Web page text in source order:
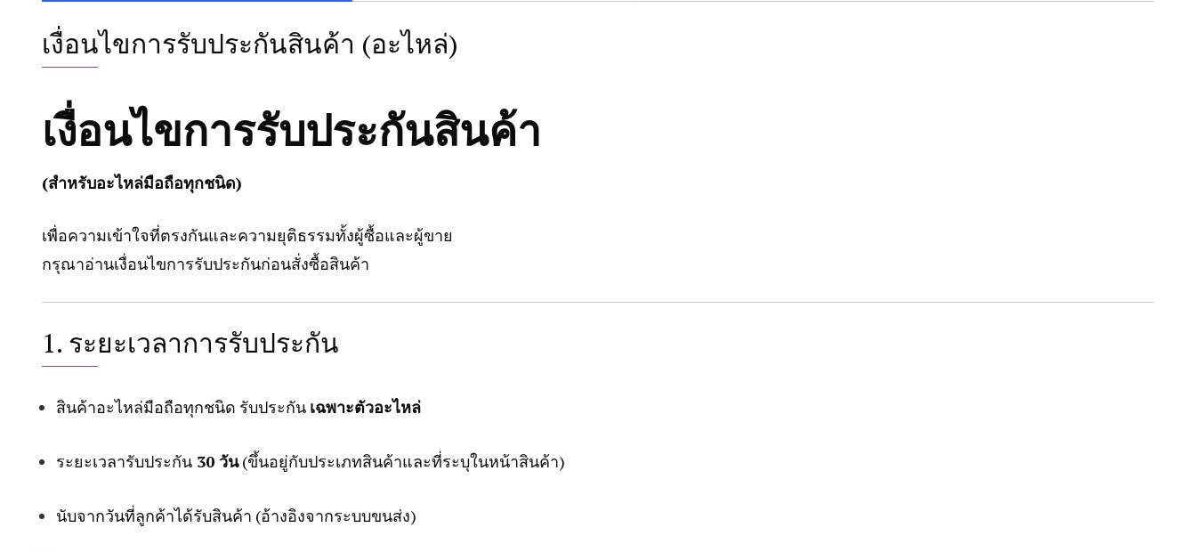
เงื่อนไขการรับประกันสินค้า (อะไหล่)
เงื่อนไขการรับประกันสินค้า
(สำหรับอะไหล่มือถือทุกชนิด)
เพื่อความเข้าใจที่ตรงกันและความยุติธรรมทั้งผู้ซื้อและผู้ขาย
กรุณาอ่านเงื่อนไขการรับประกันก่อนสั่งซื้อสินค้า
1. ระยะเวลาการรับประกัน
สินค้าอะไหล่มือถือทุกชนิด รับประกัน เฉพาะตัวอะไหล่
ระยะเวลารับประกัน 30 วัน(ขึ้นอยู่กับประเภทสินค้าและที่ระบุในหน้าสินค้า)
นับจากวันที่ลูกค้าได้รับสินค้า (อ้างอิงจากระบบขนส่ง)